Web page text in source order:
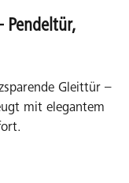
Pendeltür,
Gleittür –
mit elegantem